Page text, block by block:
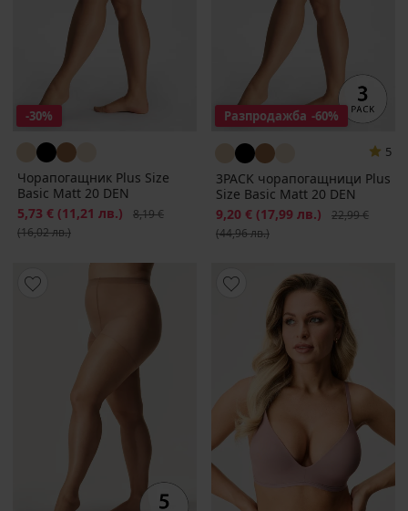
-30%
Чорапогащник Plus Size
Basic Matt 20 DEN
Намаление
5,73 € (11,21 лв.) Първоначална цена
8,19 €
(16,02 лв.)
Разпродажба -60%
5
3PACK чорапогащници Plus
Size Basic Matt 20 DEN
Намаление
9,20 € (17,99 лв.)
22,99 €
(44,96 лв.)